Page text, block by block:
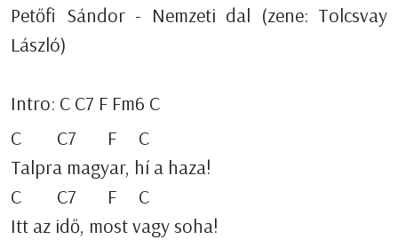
Petőfi Sándor - Nemzeti dal (zene: Tolcsvay
László)
Intro: C C7 F Fm6 C
C C7 F C
Talpra magyar, hí a haza!
C C7 F C
Itt az idő, most vagy soha!